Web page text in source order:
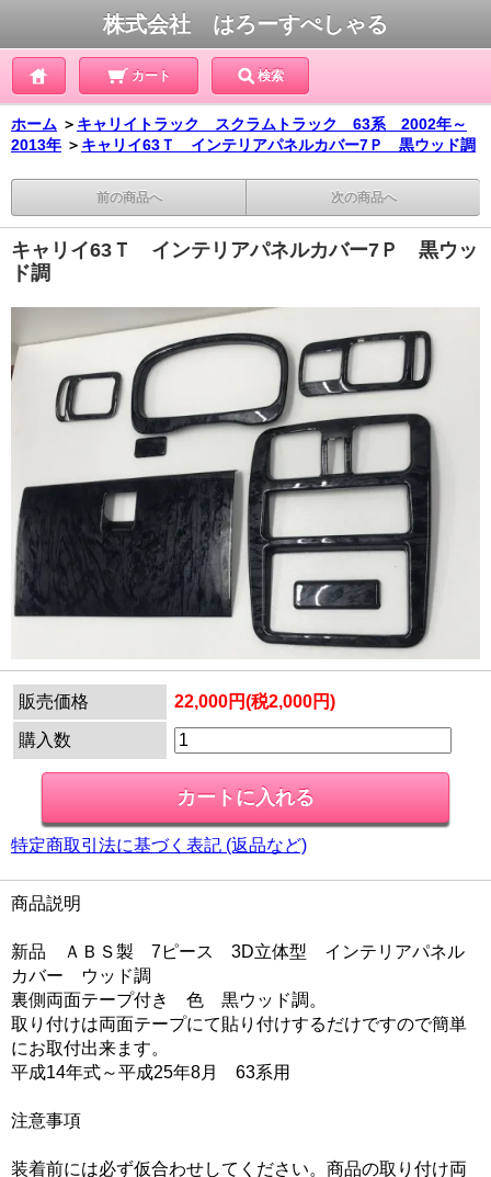
株式会社 はろーすぺしゃる
カート 検索
ホーム ＞ キャリイトラック スクラムトラック 63系 2002年～
2013年 ＞ キャリイ63Ｔ インテリアパネルカバー7Ｐ 黒ウッド調
前の商品へ 次の商品へ
キャリイ63Ｔ インテリアパネルカバー7Ｐ 黒ウッ
ド調
販売価格 22,000円(税2,000円)
購入数
特定商取引法に基づく表記 (返品など)
商品説明
新品 ＡＢＳ製 7ピース 3D立体型 インテリアパネル
カバー ウッド調
裏側両面テープ付き 色 黒ウッド調。
取り付けは両面テープにて貼り付けするだけですので簡単
にお取付出来ます。
平成14年式～平成25年8月 63系用
注意事項
装着前には必ず仮合わせしてください。商品の取り付け両